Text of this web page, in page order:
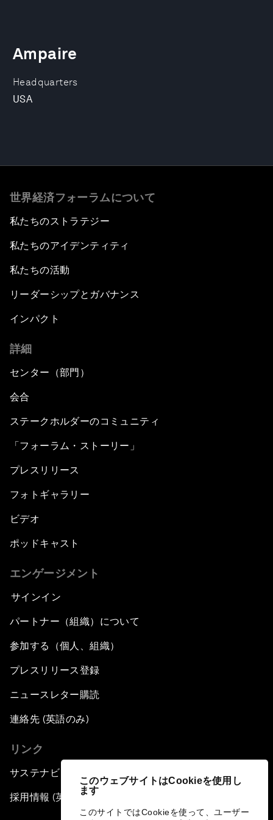
このウェブサイトはCookieを使用し
ます
このサイトではCookieを使って、ユーザー
Headquarters
USA
Ampaire
世界経済フォーラムについて
私たちのストラテジー
私たちのアイデンティティ
私たちの活動
リーダーシップとガバナンス
インパクト
詳細
センター（部門）
会合
ステークホルダーのコミュニティ
「フォーラム・ストーリー」
プレスリリース
フォトギャラリー
ビデオ
ポッドキャスト
エンゲージメント
サインイン
パートナー（組織）について
参加する（個人、組織）
プレスリリース登録
ニュースレター購読
連絡先 (英語のみ)
リンク
サステナビリティへの取り組み
採用情報 (英語のみ)